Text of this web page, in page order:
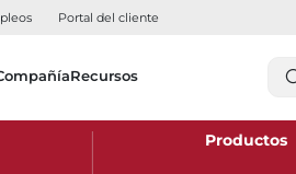
Portal del cliente
Recursos
Productos